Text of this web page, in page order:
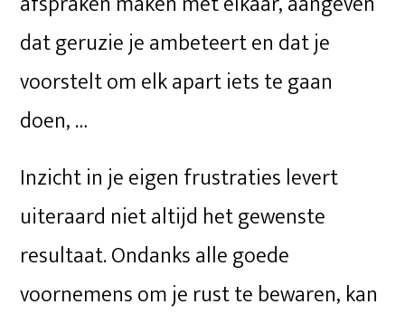
dat geruzie je ambeteert en dat je
voorstelt om elk apart iets te gaan
doen, …
Inzicht in je eigen frustraties levert
uiteraard niet altijd het gewenste
resultaat. Ondanks alle goede
voornemens om je rust te bewaren, kan